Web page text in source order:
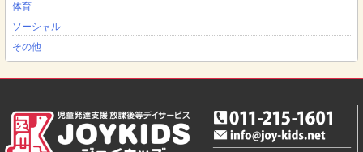
体育
ソーシャル
その他